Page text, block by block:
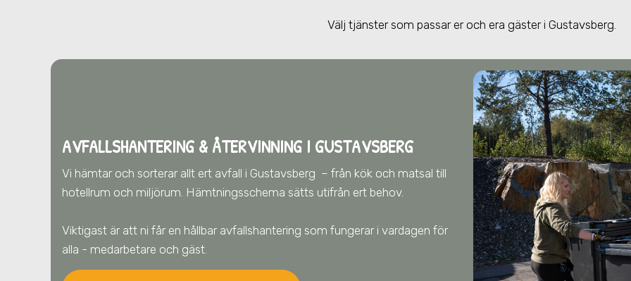
Välj tjänster som passar er och era gästeri Gustavsberg.
AVFALLSHANTERING & ÅTERVINNING I GUSTAVSBERG
Vi hämtar och sorterar allt ert avfall i Gustavsberg – från kök och matsal till
hotellrum och miljörum. Hämtningsschema sätts utifrån ert behov.
Viktigast är att ni får en hållbar avfallshantering som fungerar i vardagen för
alla - medarbetare och gäst.